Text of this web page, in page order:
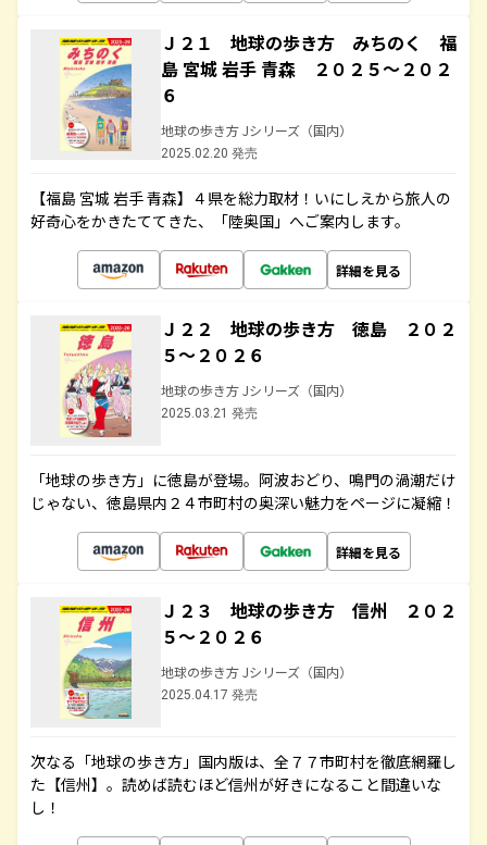
Ｊ２１ 地球の歩き方 みちのく 福
島 宮城 岩手 青森 ２０２５～２０２
６
地球の歩き方 Jシリーズ（国内）
2025.02.20 発売
【福島 宮城 岩手 青森】４県を総力取材！いにしえから旅人の
好奇心をかきたててきた、「陸奥国」へご案内します。
詳細を見る
Ｊ２２ 地球の歩き方 徳島 ２０２
５～２０２６
地球の歩き方 Jシリーズ（国内）
2025.03.21 発売
「地球の歩き方」に徳島が登場。阿波おどり、鳴門の渦潮だけ
じゃない、徳島県内２４市町村の奥深い魅力をページに凝縮！
詳細を見る
Ｊ２３ 地球の歩き方 信州 ２０２
５～２０２６
地球の歩き方 Jシリーズ（国内）
2025.04.17 発売
次なる「地球の歩き方」国内版は、全７７市町村を徹底網羅し
た【信州】。読めば読むほど信州が好きになること間違いな
し！